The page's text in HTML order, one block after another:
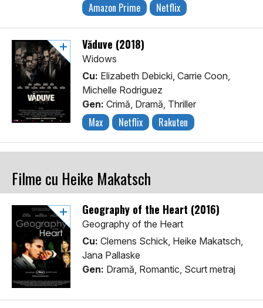
Amazon Prime
Netflix
Văduve (2018)
Widows
Cu: Elizabeth Debicki, Carrie Coon,
Michelle Rodriguez
Gen: Crimă, Dramă, Thriller
Max Netflix Rakuten
Filme cu Heike Makatsch
Geography of the Heart (2016)
Geography of the Heart
Cu: Clemens Schick, Heike Makatsch,
Jana Pallaske
Gen: Dramă, Romantic, Scurt metraj